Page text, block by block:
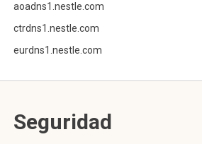
aoadns1.nestle.com
ctrdns1.nestle.com
eurdns1.nestle.com
Seguridad